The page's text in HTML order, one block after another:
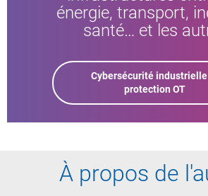
énergie, transport,
santé… et les
Cybersécurité
protection OT
À propos de